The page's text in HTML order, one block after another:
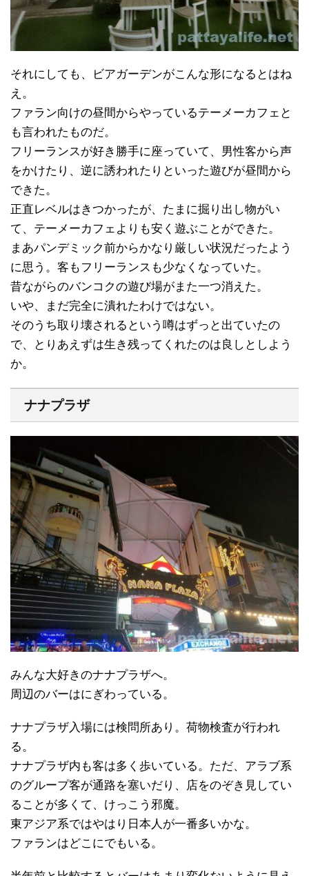
それにしても、ビアガーデンがこんな形になるとはね
え。
ファラン向けの昼間からやっているテーメーカフェと
も言われたものだ。
フリーランスが好き勝手に座っていて、男性客から声
をかけたり、逆に誘われたりといった遊びが昼間から
できた。
正直レベルはきつかったが、たまに掘り出し物がい
て、テーメーカフェよりも安く遊ぶことができた。
まあパンデミック前からかなり厳しい状況だったよう
に思う。客もフリーランスも少なくなっていた。
昔ながらのバンコクの遊び場がまた一つ消えた。
いや、まだ完全に潰れたわけではない。
そのうち取り壊されるという噂はずっと出ていたの
で、とりあえずは生き残ってくれたのは良しとしよう
か。
ナナプラザ
みんな大好きのナナプラザへ。
周辺のバーはにぎわっている。
ナナプラザ入場には検問所あり。荷物検査が行われ
る。
ナナプラザ内も客は多く歩いている。ただ、アラブ系
のグループ客が通路を塞いだり、店をのぞき見してい
ることが多くて、けっこう邪魔。
東アジア系ではやはり日本人が一番多いかな。
ファランはどこにでもいる。